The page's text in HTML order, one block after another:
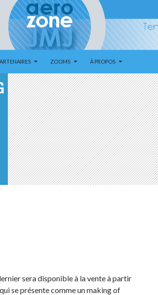
ZOOMS À PROPOS
sera disponible à la vente à partir
se présente comme un making of